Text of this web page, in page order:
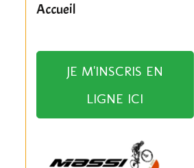
Accueil
JE M'INSCRIS EN
LIGNE ICI